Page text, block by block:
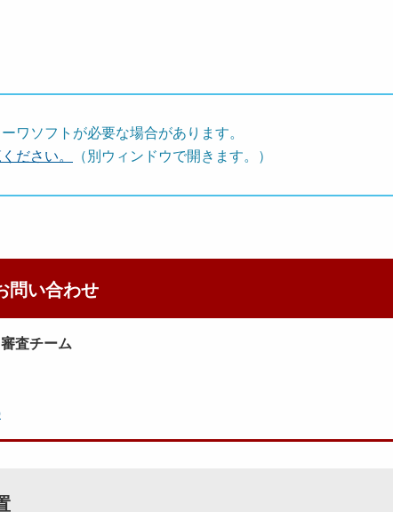
ワソフトが必要な場合があります。
ださい。
（別ウィンドウで開きます。）
問い合わせ
査チーム